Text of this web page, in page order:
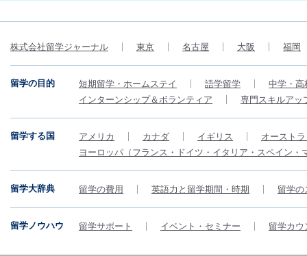
株式会社留学ジャーナル 東京 名古屋 大阪 福岡
留学の目的 短期留学・ホームステイ 語学留学
中学・高
インターンシップ＆ボランティア
専門スキルアッ
留学する国 アメリカ カナダ イギリス
オースト
ヨーロッパ（フランス・ドイツ・イタリア・スペイン・
留学大辞典 留学の費用 英語力と留学期間・時期 留学の
留学ノウハウ 留学サポート イベント・セミナー 留学カウ